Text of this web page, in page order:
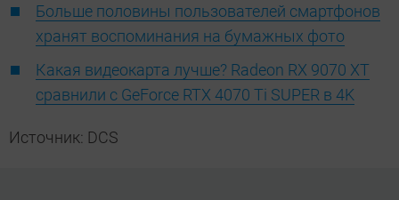
Больше половины пользователей смартфонов
хранят воспоминания на бумажных фото
Какая видеокарта лучше? Radeon RX 9070 XT
сравнили с GeForce RTX 4070 Ti SUPER в 4K
Источник: DCS